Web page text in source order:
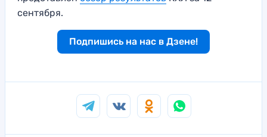
сентября.
Подпишись на нас в Дзене!